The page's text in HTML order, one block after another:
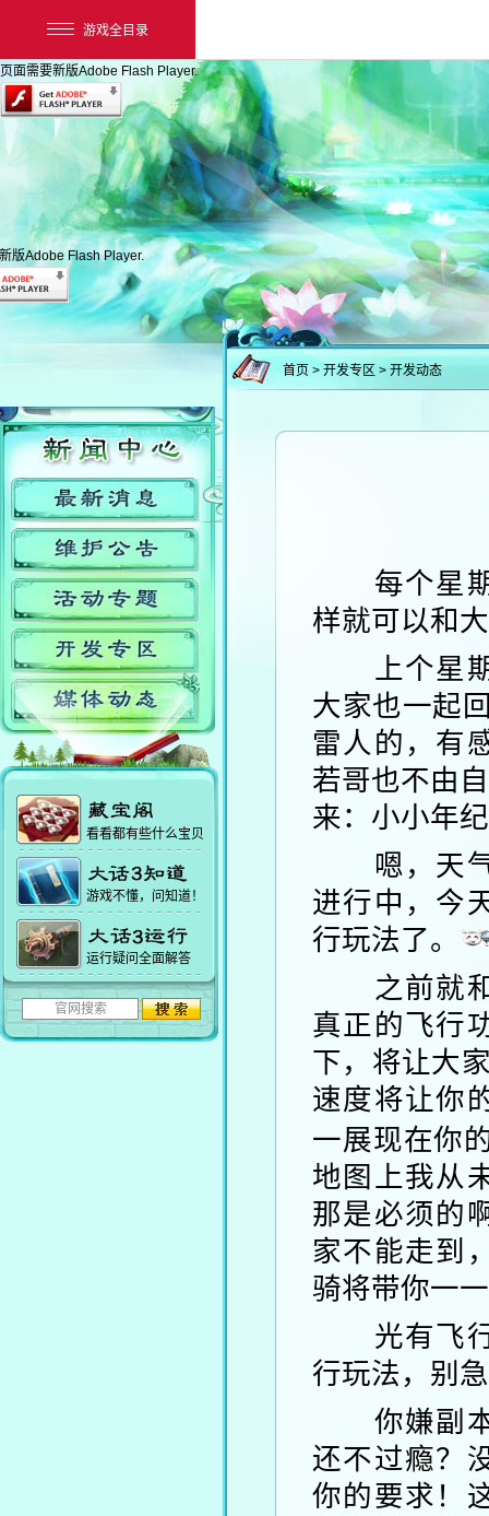
游戏全目录
网易游戏
游戏爱好者
新大话3经典版
页面需要新版Adobe Flash Player.
版Adobe Flash Player.
看看都有些什么宝贝
游戏不懂，问知道！
运行疑问全面解答
首页 > 开发专区 > 开发动态
每个星期
样就可以和
上个星期
大家也一起
雷人的，有
若哥也不由
来：小小年
嗯，天气
进行中，今
行玩法了。
之前就和
真正的飞行
下，将让大
速度将让你
一展现在你
地图上我从
那是必须的
家不能走到
骑将带你一
光有飞行
行玩法，别
你嫌副本
还不过瘾？
你的要求！